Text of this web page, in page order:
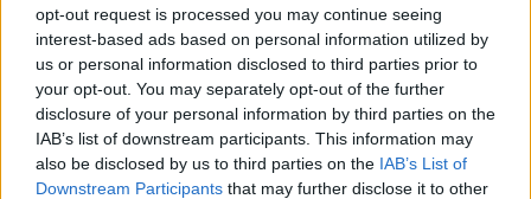
opt-out request is processed you may continue seeing
interest-based ads based on personal information utilized by
us or personal information disclosed to third parties prior to
your opt-out. You may separately opt-out of the further
disclosure of your personal information by third parties on the
IAB’s list of downstream participants. This information may
also be disclosed by us to third parties on the IAB’s List of
Downstream Participants that may further disclose it to other
To Mora Land começa amanhã em Cabeção com três dias de
música e entrada livre
O To Mora Land arranca amanhã, sexta-feira, 31 de julho, no
Parque Ecológico do...
30 Julho, 2026 - 17:30